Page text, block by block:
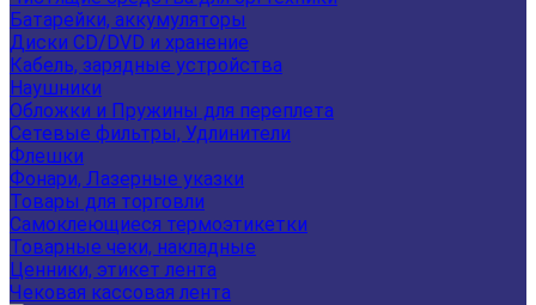
Батарейки, аккумуляторы
Диски CD/DVD и хранение
Кабель, зарядные устройства
Наушники
Обложки и Пружины для переплета
Сетевые фильтры, Удлинители
Флешки
Фонари, Лазерные указки
Товары для торговли
Самоклеющиеся термоэтикетки
Товарные чеки, накладные
Ценники, этикет лента
Чековая кассовая лента